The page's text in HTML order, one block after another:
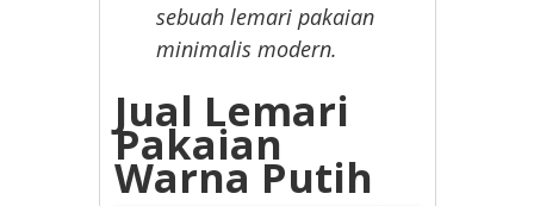
sebuah lemari pakaian
minimalis modern.
Jual Lemari
Pakaian
Warna Putih